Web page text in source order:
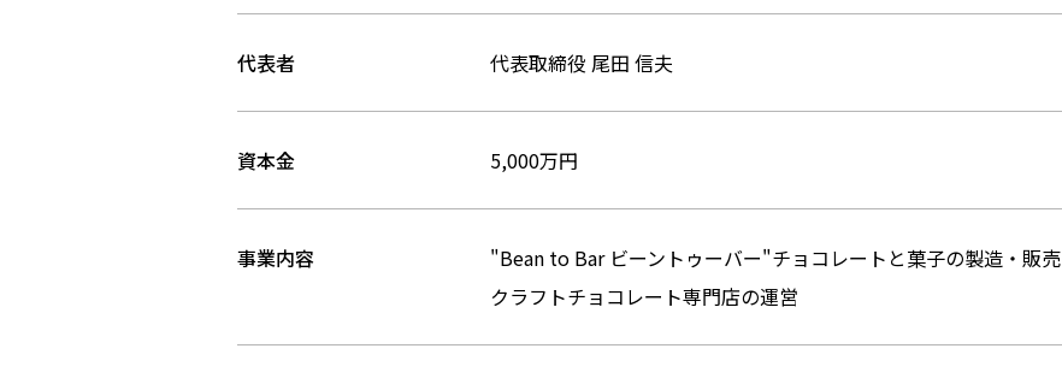
代表者 代表取締役 尾田 信夫
資本金 5,000万円
事業内容
"Bean to Bar ビーントゥーバー"チョコレートと菓子の製造・販売
クラフトチョコレート専門店の運営